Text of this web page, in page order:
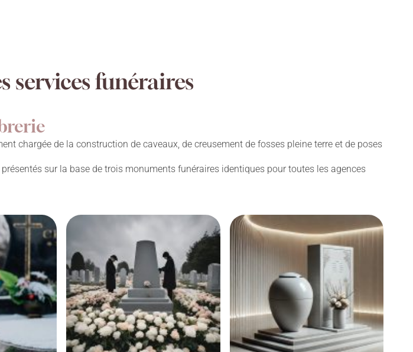
services funéraires
chargée de la construction de caveaux, de creusement de fosses pleine terre et de poses
sur la base de trois monuments funéraires identiques pour toutes les agences